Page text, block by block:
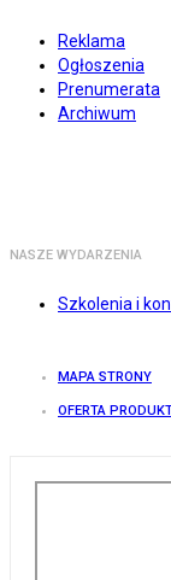
Reklama
Ogłoszenia
Prenumerata
Archiwum
NASZE WYDARZENIA
Szkolenia i
MAPA STRONY
OFERTA